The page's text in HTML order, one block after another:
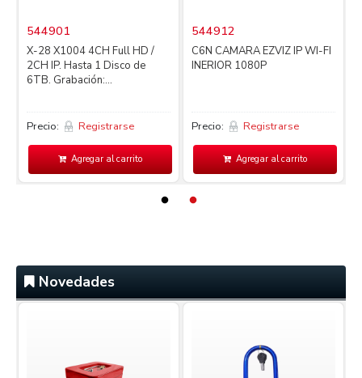
544901
X-28 X1004 4CH Full HD /
2CH IP. Hasta 1 Disco de
6TB. Grabación:...
Precio: Registrarse
Agregar al carrito
544912
C6N CAMARA EZVIZ IP WI-FI
INERIOR 1080P
Precio: Registrarse
Agregar al carrito
Novedades